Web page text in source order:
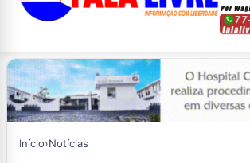
Início›Notícias